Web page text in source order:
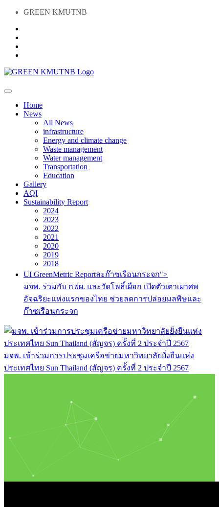
GREEN KMUTNB
Home
News
All News
infrastructure
Energy and climate change
Waste management
Water management
Transportation
Education
Gallery
AQI
Sustainability Report
2024
2023
2022
2021
2020
2019
2018
UI GreenMetric Reportละก๊าซเรือนกระจก">
มจพ. ร่วมกับ กฟผ. และวัดโพธิ์เผือก เปิดตัวเตาเผาศพ
อัจฉริยะแห่งแรกของไทย ช่วยลดการปล่อยมลพิษและ
ก๊าซเรือนกระจก
มจพ. เข้าร่วมการประชุมเครือข่ายมหาวิทยาลัยยั่งยืนแห่ง
ประเทศไทย Sun Thailand (สัญจร) ครั้งที่ 2 ประจำปี 2567